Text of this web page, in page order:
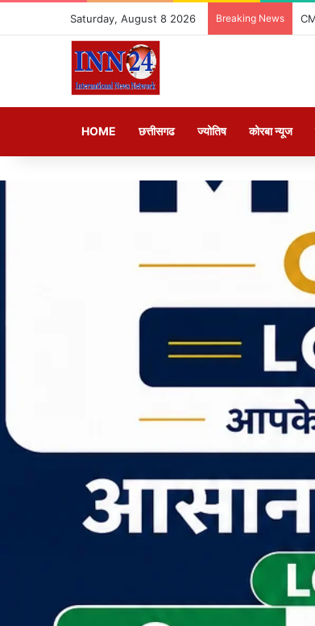
Saturday, August 8 2026 Breaking News
HOME छत्तीसगढ ज्योतिष कोरबा न्यूज